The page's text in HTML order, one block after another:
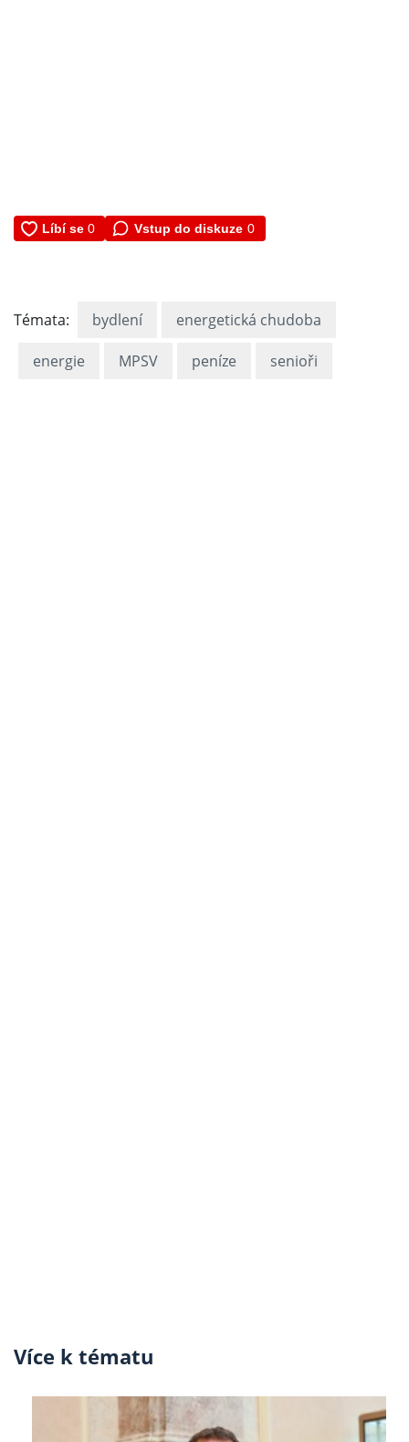
Vstup do diskuze 0
Témata: bydlení energetická chudoba
energie MPSV peníze senioři
Více k tématu